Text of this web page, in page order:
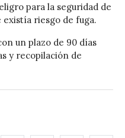
para la seguridad de
existía riesgo de fuga.
un plazo de 90 días
y recopilación de